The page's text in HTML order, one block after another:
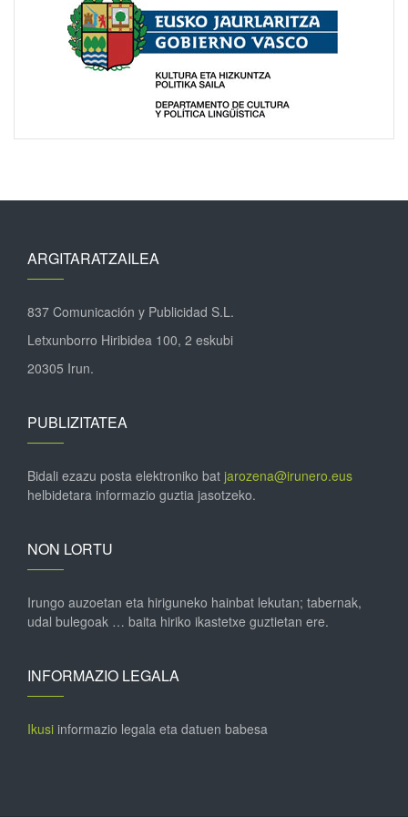
ARGITARATZAILEA
837 Comunicación y Publicidad S.L.
Letxunborro Hiribidea 100, 2 eskubi
20305 Irun.
PUBLIZITATEA
Bidali ezazu posta elektroniko bat jarozena@irunero.eus
helbidetara informazio guztia jasotzeko.
NON LORTU
Irungo auzoetan eta hiriguneko hainbat lekutan; tabernak,
udal bulegoak … baita hiriko ikastetxe guztietan ere.
INFORMAZIO LEGALA
Ikusi informazio legala eta datuen babesa